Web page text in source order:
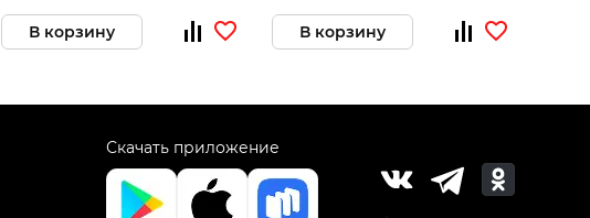
В корзину В корзину
Скачать приложение